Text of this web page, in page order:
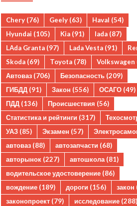
Chery (76) Geely (63) Haval (54)
Hyundai (105) Kia (91) lada (87)
LAda Granta (97) Lada Vesta (91)
Skoda (69) Toyota (78) Volkswagen
Автоваз (706) Безопасность (209)
ГИБДД (91) Закон (556) ОСАГО (49)
ПДД (136) Происшествия (56)
Статистика и рейтинги (317)
УАЗ (85) Экзамен (57)
автоваз (88) автозапчасти (68)
авторынок (227) автошкола (81)
водительское удостоверение (86)
вождение (189) дороги (156) закон
законопроект (79) исследование (288)